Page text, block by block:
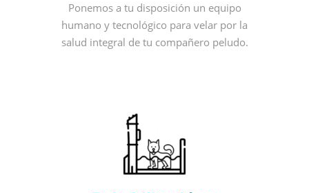
Ponemos a tu disposición un equipo
humano y tecnológico para velar por la
salud integral de tu compañero peludo.